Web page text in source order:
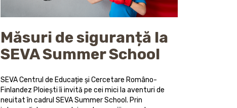
Măsuri de siguranță la
SEVA Summer School
SEVA Centrul de Educație și Cercetare Româno-
Finlandez Ploiești îi invită pe cei mici la aventuri de
neuitat în cadrul SEVA Summer School. Prin